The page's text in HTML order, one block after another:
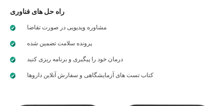
راه حل های فناوری
مشاوره ویدیویی در صورت تقاضا
پرونده سلامت تضمین شده
درمان خود را پیگیری و برنامه ریزی کنید
کتاب تست های آزمایشگاهی و سفارش آنلاین داروها